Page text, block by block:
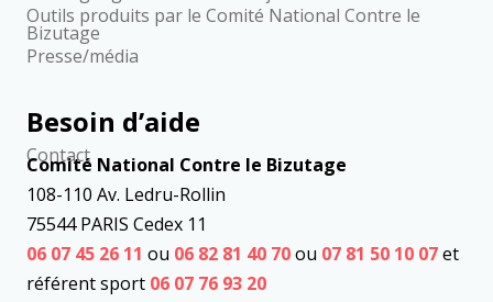
Outils produits par le Comité National Contre le
Bizutage
Presse/média
Besoin d’aide
Contact
Comité National Contre le Bizutage
108-110 Av. Ledru-Rollin
75544 PARIS Cedex 11
06 07 45 26 11 ou 06 82 81 40 70ou 07 81 50 10 07et
référent sport 06 07 76 93 20